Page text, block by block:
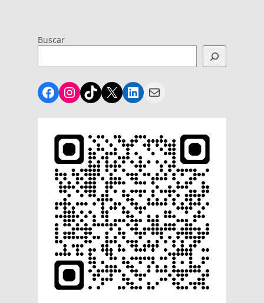
Buscar
Facebook
Instagram
TikTok
X LinkedIn
Mail